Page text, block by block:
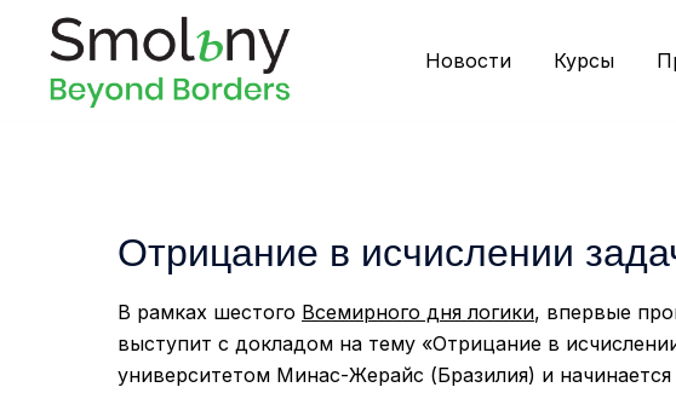
Новости Курсы
Отрицание в исчислении
В рамках шестого Всемирного дня логики, впервые
выступит с докладом на тему «Отрицание в
университетом Минас-Жерайс (Бразилия) и